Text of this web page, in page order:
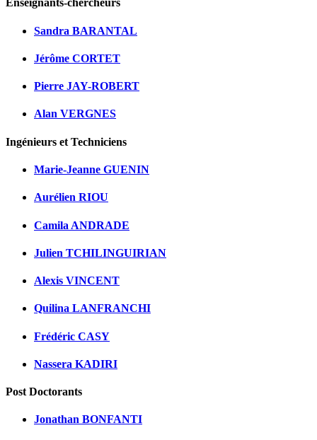
Enseignants-chercheurs
Sandra BARANTAL
Jérôme CORTET
Pierre JAY-ROBERT
Alan VERGNES
Ingénieurs et Techniciens
Marie-Jeanne GUENIN
Aurélien RIOU
Camila ANDRADE
Julien TCHILINGUIRIAN
Alexis VINCENT
Quilina LANFRANCHI
Frédéric CASY
Nassera KADIRI
Post Doctorants
Jonathan BONFANTI